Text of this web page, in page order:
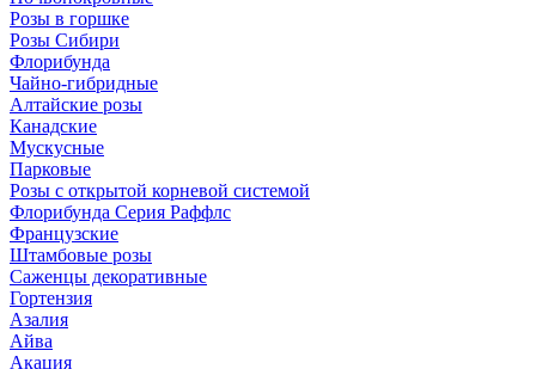
Розы в горшке
Розы Сибири
Флорибунда
Чайно-гибридные
Алтайские розы
Канадские
Мускусные
Парковые
Розы с открытой корневой системой
Флорибунда Серия Раффлс
Французские
Штамбовые розы
Саженцы декоративные
Гортензия
Азалия
Айва
Акация